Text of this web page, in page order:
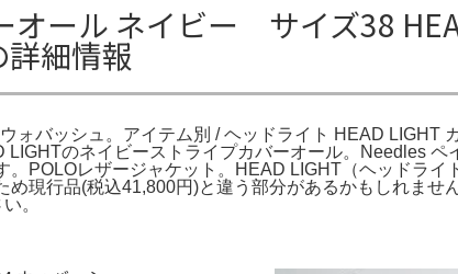
オール ネイビー サイズ38
細情報
ォバッシュ。アイテム別 / ヘッドライト HEAD LIGHT
のネイビーストライプカバーオール。Needles
。POLOレザージャケット。HEAD LIGHT（ヘッドラ
現行品(税込41,800円)と違う部分があるかもしれま
。